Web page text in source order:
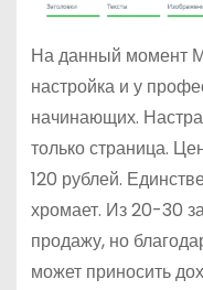
На данный момент
настройка и у
начинающих.
только страница.
120 рублей.
хромает. Из 20-30
продажу, но
может приносить